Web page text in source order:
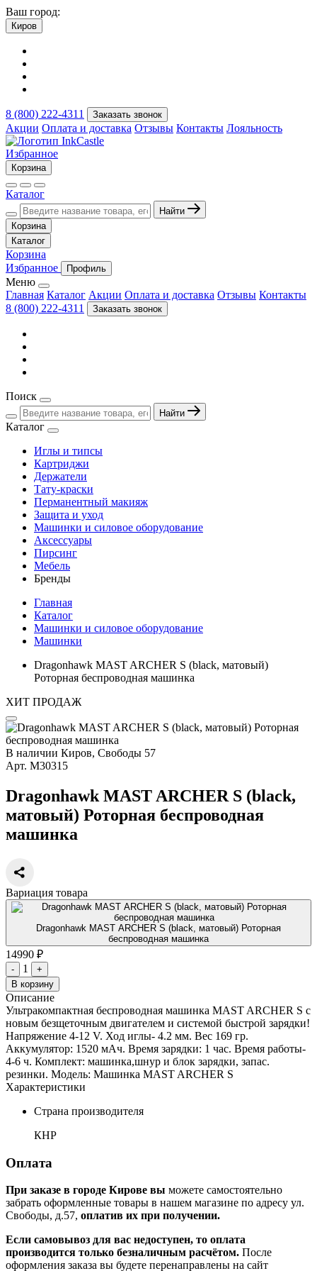
Ваш город:
Киров
8 (800) 222-4311 Заказать звонок
Акции Оплата и доставка Отзывы Контакты Лояльность
Избранное
Корзина
Каталог
Найти
Корзина
Каталог
Корзина
Избранное
Профиль
Меню
Главная Каталог Акции Оплата и доставка Отзывы Контакты
8 (800) 222-4311
Заказать звонок
Поиск
Найти
Каталог
Иглы и типсы
Картриджи
Держатели
Тату-краски
Перманентный макияж
Защита и уход
Машинки и силовое оборудование
Аксессуары
Пирсинг
Мебель
Бренды
Главная
Каталог
Машинки и силовое оборудование
Машинки
Dragonhawk MAST ARCHER S (black, матовый)
Роторная беспроводная машинка
ХИТ ПРОДАЖ
В наличии Киров, Свободы 57
Арт. М30315
Dragonhawk MAST ARCHER S (black,
матовый) Роторная беспроводная
машинка
Вариация товара
Dragonhawk MAST ARCHER S (black, матовый) Роторная
беспроводная машинка
14990 ₽
- 1
+
В корзину
Описание
Ультракомпактная беспроводная машинка MAST ARCHER S с
новым безщеточным двигателем и системой быстрой зарядки!
Напряжение 4-12 V. Ход иглы- 4.2 мм. Вес 169 гр.
Аккумулятор: 1520 мАч. Время зарядки: 1 час. Время работы-
4-6 ч. Комплект: машинка,шнур и блок зарядки, запас.
резинки. Модель: Машинка MAST ARCHER S
Характеристики
Страна производителя
КНР
Оплата
При заказе в городе Кирове вы можете самостоятельно
забрать оформленные товары в нашем магазине по адресу ул.
Свободы, д.57, оплатив их при получении.
Если самовывоз для вас недоступен, то оплата
производится только безналичным расчётом. После
оформления заказа вы будете перенаправлены на сайт